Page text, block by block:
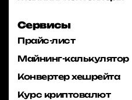
Сервисы
Прайс-лист
Майнинг-калькулятор
Конвертер хешрейта
Курс криптовалют